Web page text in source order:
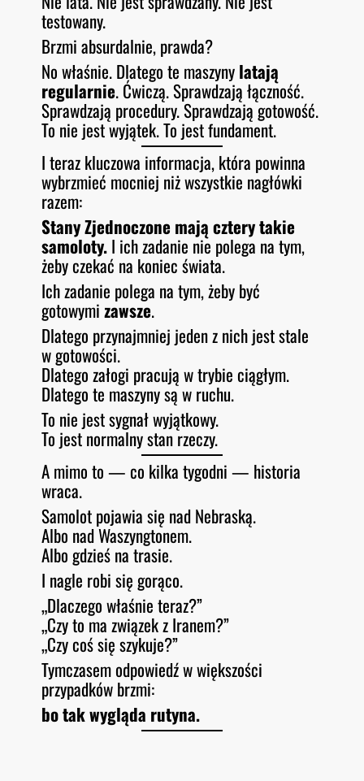
testowany.
Brzmi absurdalnie, prawda?
No właśnie. Dlatego te maszynylatają
regularnie. Ćwiczą. Sprawdzają łączność.
Sprawdzają procedury. Sprawdzają gotowość.
To nie jest wyjątek. To jest fundament.
I teraz kluczowa informacja, która powinna
wybrzmieć mocniej niż wszystkie nagłówki
razem:
Stany Zjednoczone mają cztery takie
samoloty.I ich zadanie nie polega na tym,
żeby czekać na koniec świata.
Ich zadanie polega na tym, żeby być
gotowymizawsze.
Dlatego przynajmniej jeden z nich jest stale
w gotowości.
Dlatego załogi pracują w trybie ciągłym.
Dlatego te maszyny są w ruchu.
To nie jest sygnał wyjątkowy.
To jest normalny stan rzeczy.
A mimo to — co kilka tygodni — historia
wraca.
Samolot pojawia się nad Nebraską.
Albo nad Waszyngtonem.
Albo gdzieś na trasie.
I nagle robi się gorąco.
„Dlaczego właśnie teraz?”
„Czy to ma związek z Iranem?”
„Czy coś się szykuje?”
Tymczasem odpowiedź w większości
przypadków brzmi:
bo tak wygląda rutyna.